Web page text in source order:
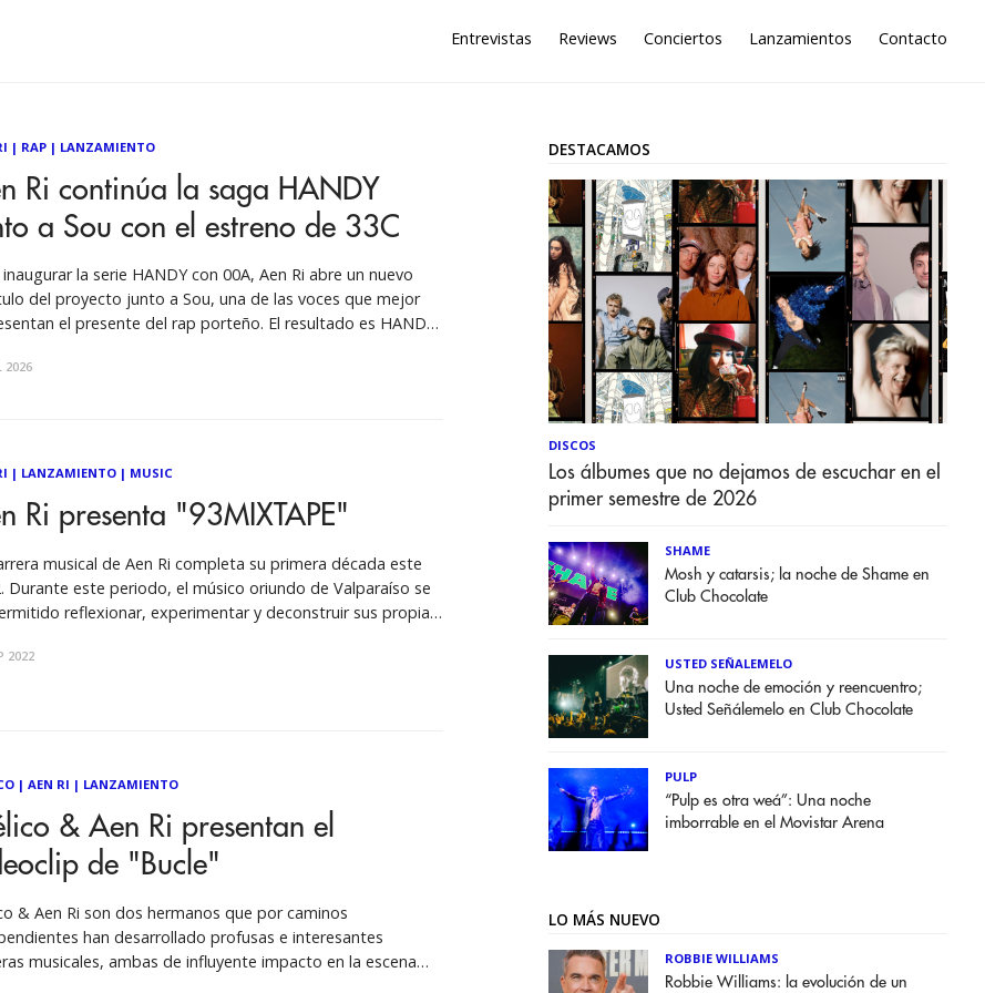
Entrevistas Reviews Conciertos Lanzamientos Contacto
| RAP| LANZAMIENTO
Ri continúa la saga HANDY
a Sou con el estreno de 33C
la serie HANDY con 00A, Aen Ri abre un nuevo
del proyecto junto a Sou, una de las voces que mejor
el presente del rap porteño. El resultado es HANDY
que transforma la rabia y el
2026
| LANZAMIENTO| MUSIC
Ri presenta "93MIXTAPE"
musical de Aen Ri completa su primera década este
Durante este periodo, el músico oriundo de Valparaíso se
reflexionar, experimentar y deconstruir sus propias
el rock rapero de Maladictos y su EP Consumiendo
2022
| AEN RI | LANZAMIENTO
& Aen Ri presentan el
de "Bucle"
& Aen Ri son dos hermanos que por caminos
han desarrollado profusas e interesantes
musicales, ambas de influyente impacto en la escena
DESTACAMOS
DISCOS
Los álbumes que no dejamos de escuchar en el
primer semestre de 2026
SHAME
Mosh y catarsis; la noche de Shame en
Club Chocolate
USTED SEÑALEMELO
Una noche de emoción y reencuentro;
Usted Señálemelo en Club Chocolate
PULP
“Pulp es otra weá”: Una noche
imborrable en el Movistar Arena
LO MÁS NUEVO
ROBBIE WILLIAMS
Robbie Williams: la evolución de un